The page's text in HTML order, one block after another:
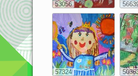
53056
57324